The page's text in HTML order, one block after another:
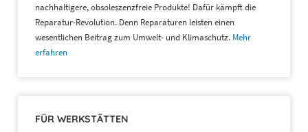
nachhaltigere, obsoleszenzfreie Produkte! Dafür kämpft die
Reparatur-Revolution. Denn Reparaturen leisten einen
wesentlichen Beitrag zum Umwelt- und Klimaschutz. Mehr
erfahren
FÜR WERKSTÄTTEN